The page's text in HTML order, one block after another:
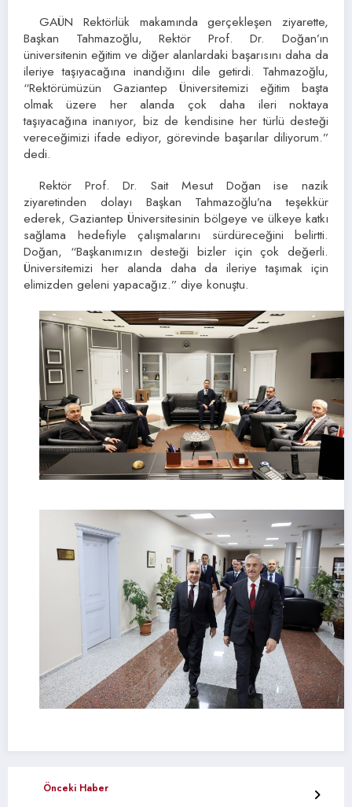
GAÜN Rektörlük makamında gerçekleşen ziyarette,
Başkan Tahmazoğlu, Rektör Prof. Dr. Doğan’ın
üniversitenin eğitim ve diğer alanlardaki başarısını daha da
ileriye taşıyacağına inandığını dile getirdi. Tahmazoğlu,
“Rektörümüzün Gaziantep Üniversitemizi eğitim başta
olmak üzere her alanda çok daha ileri noktaya
taşıyacağına inanıyor, biz de kendisine her türlü desteği
vereceğimizi ifade ediyor, görevinde başarılar diliyorum.”
dedi.
Rektör Prof. Dr. Sait Mesut Doğan ise nazik
ziyaretinden dolayı Başkan Tahmazoğlu’na teşekkür
ederek, Gaziantep Üniversitesinin bölgeye ve ülkeye katkı
sağlama hedefiyle çalışmalarını sürdüreceğini belirtti.
Doğan, “Başkanımızın desteği bizler için çok değerli.
Üniversitemizi her alanda daha da ileriye taşımak için
elimizden geleni yapacağız.” diye konuştu.
Önceki Haber